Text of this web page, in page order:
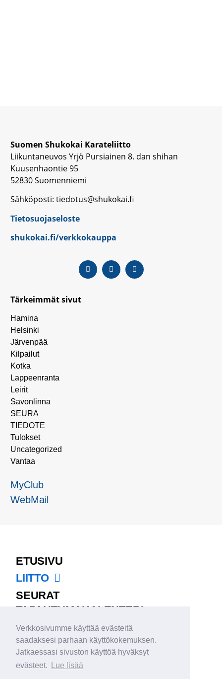
Verkkosivumme käyttää evästeitä
saadaksesi parhaan käyttökokemuksen.
Jatkaessasi sivuston käyttöä hyväksyt
evästeet.
Lue lisää
Suomen Shukokai Karateliitto
Liikuntaneuvos Yrjö Pursiainen 8. dan shihan
Kuusenhaontie 95
52830 Suomenniemi
Sähköposti: tiedotus@shukokai.fi
Tietosuojaseloste
shukokai.fi/verkkokauppa
Tärkeimmät sivut
Hamina
Helsinki
Järvenpää
Kilpailut
Kotka
Lappeenranta
Leirit
Savonlinna
SEURA
TIEDOTE
Tulokset
Uncategorized
Vantaa
MyClub
WebMail
ETUSIVU
LIITTO
SEURAT
TAPAHTUMAKALENTERI
LEIRIT JA KILPAILUT
TIEDOTTEET
MAAJOUKKUE
MATERIAALIPANKKI